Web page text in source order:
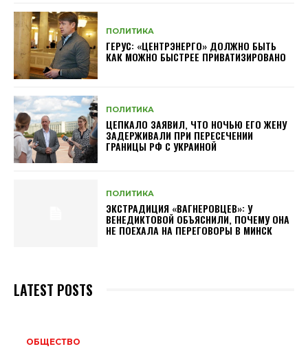
ПОЛИТИКА
ГЕРУС: «ЦЕНТРЭНЕРГО» ДОЛЖНО БЫТЬ
КАК МОЖНО БЫСТРЕЕ ПРИВАТИЗИРОВАНО
ПОЛИТИКА
ЦЕПКАЛО ЗАЯВИЛ, ЧТО НОЧЬЮ ЕГО ЖЕНУ
ЗАДЕРЖИВАЛИ ПРИ ПЕРЕСЕЧЕНИИ
ГРАНИЦЫ РФ С УКРАИНОЙ
ПОЛИТИКА
ЭКСТРАДИЦИЯ «ВАГНЕРОВЦЕВ»: У
ВЕНЕДИКТОВОЙ ОБЪЯСНИЛИ, ПОЧЕМУ ОНА
НЕ ПОЕХАЛА НА ПЕРЕГОВОРЫ В МИНСК
LATEST POSTS
ОБЩЕСТВО